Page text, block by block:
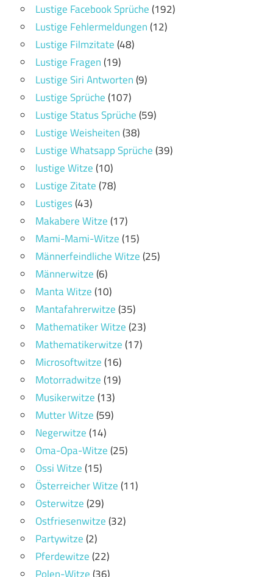
Lustige Facebook Sprüche(192)
Lustige Fehlermeldungen(12)
Lustige Filmzitate(48)
Lustige Fragen(19)
Lustige Siri Antworten(9)
Lustige Sprüche(107)
Lustige Status Sprüche(59)
Lustige Weisheiten(38)
Lustige Whatsapp Sprüche(39)
lustige Witze(10)
Lustige Zitate(78)
Lustiges(43)
Makabere Witze(17)
Mami-Mami-Witze(15)
Männerfeindliche Witze(25)
Männerwitze(6)
Manta Witze(10)
Mantafahrerwitze(35)
Mathematiker Witze(23)
Mathematikerwitze(17)
Microsoftwitze(16)
Motorradwitze(19)
Musikerwitze(13)
Mutter Witze(59)
Negerwitze(14)
Oma-Opa-Witze(25)
Ossi Witze(15)
Österreicher Witze(11)
Osterwitze(29)
Ostfriesenwitze(32)
Partywitze(2)
Pferdewitze(22)
Polen-Witze(36)